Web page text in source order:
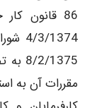
86 قانون
4/3/
8/2/